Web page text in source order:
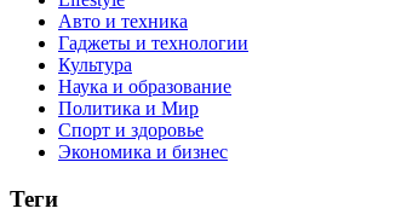
Авто и техника
Гаджеты и технологии
Культура
Наука и образование
Политика и Мир
Спорт и здоровье
Экономика и бизнес
Теги